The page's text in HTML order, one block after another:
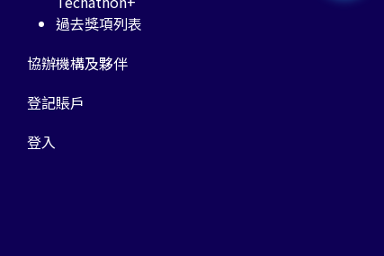
過去獎項列表
協辦機構及夥伴
登記賬戶
登入